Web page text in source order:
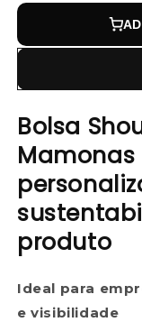
Bolsa
Mamonas
produto
Ideal para
e visibilidade